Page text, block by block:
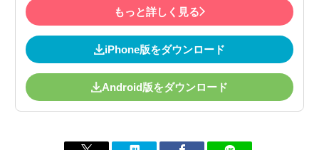
もっと詳しく見る
iPhone版をダウンロード
Android版をダウンロード